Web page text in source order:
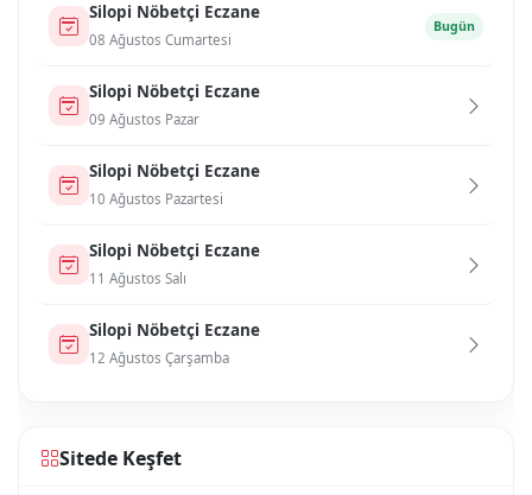
Si̇lopi̇ Nöbetçi Eczane
08 Ağustos Cumartesi
Bugün
Si̇lopi̇ Nöbetçi Eczane
09 Ağustos Pazar
Si̇lopi̇ Nöbetçi Eczane
10 Ağustos Pazartesi
Si̇lopi̇ Nöbetçi Eczane
11 Ağustos Salı
Si̇lopi̇ Nöbetçi Eczane
12 Ağustos Çarşamba
Sitede Keşfet